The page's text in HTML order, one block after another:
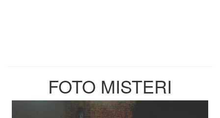
FOTO MISTERI